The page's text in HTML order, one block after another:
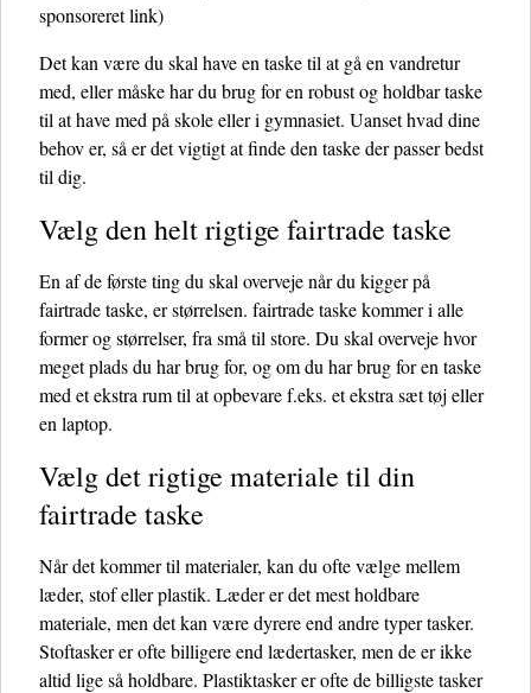
sponsoreret link)
Det kan være du skal have en taske til at gå en vandretur
med, eller måske har du brug for en robust og holdbar taske
til at have med på skole eller i gymnasiet. Uanset hvad dine
behov er, så er det vigtigt at finde den taske der passer bedst
til dig.
Vælg den helt rigtige fairtrade taske
En af de første ting du skal overveje når du kigger på
fairtrade taske, er størrelsen. fairtrade taske kommer i alle
former og størrelser, fra små til store. Du skal overveje hvor
meget plads du har brug for, og om du har brug for en taske
med et ekstra rum til at opbevare f.eks. et ekstra sæt tøj eller
en laptop.
Vælg det rigtige materiale til din
fairtrade taske
Når det kommer til materialer, kan du ofte vælge mellem
læder, stof eller plastik. Læder er det mest holdbare
materiale, men det kan være dyrere end andre typer tasker.
Stoftasker er ofte billigere end lædertasker, men de er ikke
altid lige så holdbare. Plastiktasker er ofte de billigste tasker